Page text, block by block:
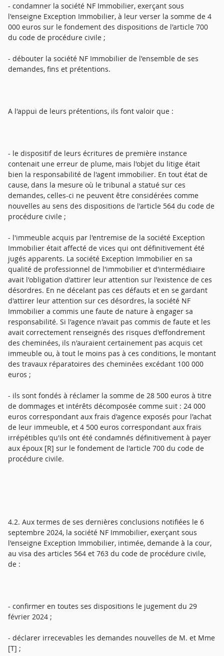
- condamner la société NF Immobilier, exerçant sous
l'enseigne Exception Immobilier, à leur verser la somme de 4
000 euros sur le fondement des dispositions de l'article 700
du code de procédure civile ;
- débouter la société NF Immobilier de l'ensemble de ses
demandes, fins et prétentions.
A l'appui de leurs prétentions, ils font valoir que :
- le dispositif de leurs écritures de première instance
contenait une erreur de plume, mais l'objet du litige était
bien la responsabilité de l'agent immobilier. En tout état de
cause, dans la mesure où le tribunal a statué sur ces
demandes, celles-ci ne peuvent être considérées comme
nouvelles au sens des dispositions de l'article 564 du code de
procédure civile ;
- l'immeuble acquis par l'entremise de la société Exception
Immobilier était affecté de vices qui ont définitivement été
jugés apparents. La société Exception Immobilier en sa
qualité de professionnel de l'immobilier et d'intermédiaire
avait l'obligation d'attirer leur attention sur l'existence de ces
désordres. En ne décelant pas ces défauts et en se gardant
d'attirer leur attention sur ces désordres, la société NF
Immobilier a commis une faute de nature à engager sa
responsabilité. Si l'agence n'avait pas commis de faute et les
avait correctement renseignés des risques d'effondrement
des cheminées, ils n'auraient certainement pas acquis cet
immeuble ou, à tout le moins pas à ces conditions, le montant
des travaux réparatoires des cheminées excédant 100 000
euros ;
- ils sont fondés à réclamer la somme de 28 500 euros à titre
de dommages et intérêts décomposée comme suit : 24 000
euros correspondant aux frais d'agence exposés pour l'achat
de leur immeuble, et 4 500 euros correspondant aux frais
irrépétibles qu'ils ont été condamnés définitivement à payer
aux époux [R] sur le fondement de l'article 700 du code de
procédure civile.
4.2. Aux termes de ses dernières conclusions notifiées le 6
septembre 2024, la société NF Immobilier, exerçant sous
l'enseigne Exception Immobilier, intimée, demande à la cour,
au visa des articles 564 et 763 du code de procédure civile,
de :
- confirmer en toutes ses dispositions le jugement du 29
février 2024 ;
- déclarer irrecevables les demandes nouvelles de M. et Mme
[T] ;